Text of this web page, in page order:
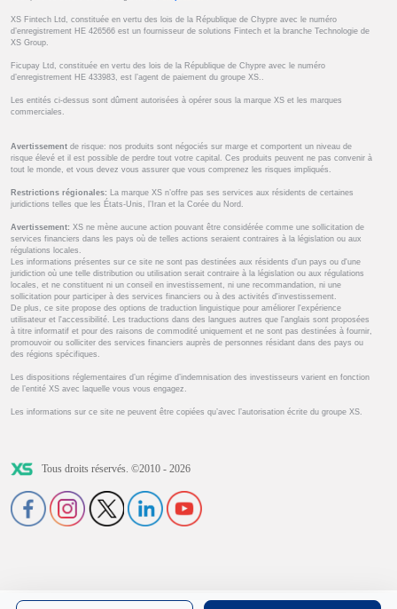
XS Fintech Ltd, constituée en vertu des lois de la République de Chypre avec le numéro
d’enregistrement HE 426566 est un fournisseur de solutions Fintech et la branche Technologie de
XS Group.
Ficupay Ltd, constituée en vertu des lois de la République de Chypre avec le numéro
d’enregistrement HE 433983, est l’agent de paiement du groupe XS..
Les entités ci-dessus sont dûment autorisées à opérer sous la marque XS et les marques
commerciales.
Avertissement de risque: nos produits sont négociés sur marge et comportent un niveau de
risque élevé et il est possible de perdre tout votre capital. Ces produits peuvent ne pas convenir à
tout le monde, et vous devez vous assurer que vous comprenez les risques impliqués.
Restrictions régionales: La marque XS n’offre pas ses services aux résidents de certaines
juridictions telles que les États-Unis, l’Iran et la Corée du Nord.
Avertissement: XS ne mène aucune action pouvant être considérée comme une sollicitation de
services financiers dans les pays où de telles actions seraient contraires à la législation ou aux
régulations locales.
Les informations présentes sur ce site ne sont pas destinées aux résidents d'un pays ou d'une
juridiction où une telle distribution ou utilisation serait contraire à la législation ou aux régulations
locales, et ne constituent ni un conseil en investissement, ni une recommandation, ni une
sollicitation pour participer à des services financiers ou à des activités d'investissement.
De plus, ce site propose des options de traduction linguistique pour améliorer l'expérience
utilisateur et l'accessibilité. Les traductions dans des langues autres que l'anglais sont proposées
à titre informatif et pour des raisons de commodité uniquement et ne sont pas destinées à fournir,
promouvoir ou solliciter des services financiers auprès de personnes résidant dans des pays ou
des régions spécifiques.
Les dispositions réglementaires d’un régime d’indemnisation des investisseurs varient en fonction
de l’entité XS avec laquelle vous vous engagez.
Les informations sur ce site ne peuvent être copiées qu’avec l’autorisation écrite du groupe XS.
Tous droits réservés. ©2010 - 2026